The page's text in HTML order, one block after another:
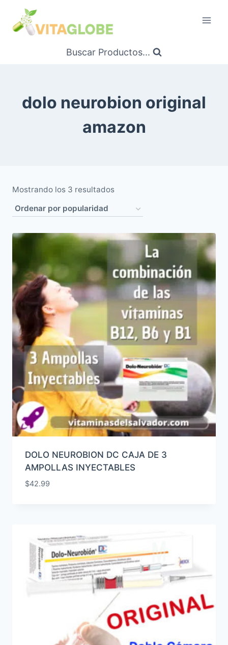
Contenido
Buscar Productos...
dolo neurobion original
amazon
Mostrando los 3 resultadosOrdenado
popularidad
DOLO NEUROBION DC CAJA DE 3
AMPOLLAS INYECTABLES
$42.99